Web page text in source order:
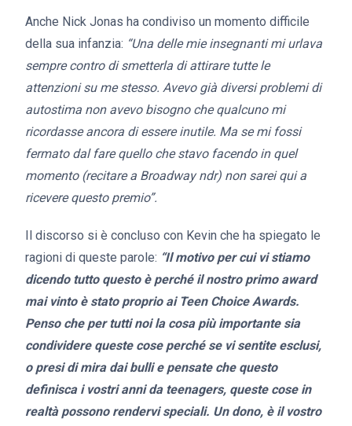
Anche Nick Jonas ha condiviso un momento difficile
della sua infanzia: “Una delle mie insegnanti mi urlava
sempre contro di smetterla di attirare tutte le
attenzioni su me stesso. Avevo già diversi problemi di
autostima non avevo bisogno che qualcuno mi
ricordasse ancora di essere inutile. Ma se mi fossi
fermato dal fare quello che stavo facendo in quel
momento (recitare a Broadway ndr) non sarei qui a
ricevere questo premio”.
Il discorso si è concluso con Kevin che ha spiegato le
ragioni di queste parole: “Il motivo per cui vi stiamo
dicendo tutto questo è perché il nostro primo award
mai vinto è stato proprio ai Teen Choice Awards.
Penso che per tutti noi la cosa più importante sia
condividere queste cose perché se vi sentite esclusi,
o presi di mira dai bulli e pensate che questo
definisca i vostri anni da teenagers, queste cose in
realtà possono rendervi speciali. Un dono, è il vostro